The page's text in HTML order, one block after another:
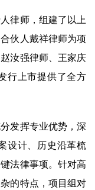
律师，组建了以上
伙人戴祥律师为项
汝强律师、王家庆
行上市提供了全方
发挥专业优势，深
设计、历史沿革梳
法律事项。针对高
的特点，项目组对